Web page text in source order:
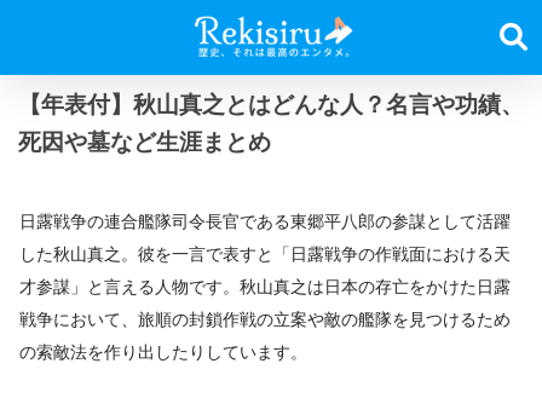
【年表付】秋山真之とはどんな人？名言や功績、
死因や墓など生涯まとめ
日露戦争の連合艦隊司令長官である東郷平八郎の参謀として活躍
した秋山真之。彼を一言で表すと「日露戦争の作戦面における天
才参謀」と言える人物です。秋山真之は日本の存亡をかけた日露
戦争において、旅順の封鎖作戦の立案や敵の艦隊を見つけるため
の索敵法を作り出したりしています。